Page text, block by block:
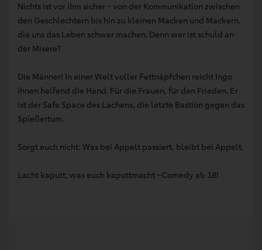
Nichts ist vor ihm sicher - von der Kommunikation zwischen
den Geschlechtern bis hin zu kleinen Macken und Mackern,
die uns das Leben schwer machen. Denn wer ist schuld an
der Misere?
Die Männer! In einer Welt voller Fettnäpfchen reicht Ingo
ihnen helfend die Hand. Für die Frauen, für den Frieden. Er
ist der Safe Space des Lachens, die letzte Bastion gegen das
Spießertum.
Sorgt euch nicht: Was bei Appelt passiert, bleibt bei Appelt.
Lacht kaputt, was euch kaputtmacht –Comedy ab 18!